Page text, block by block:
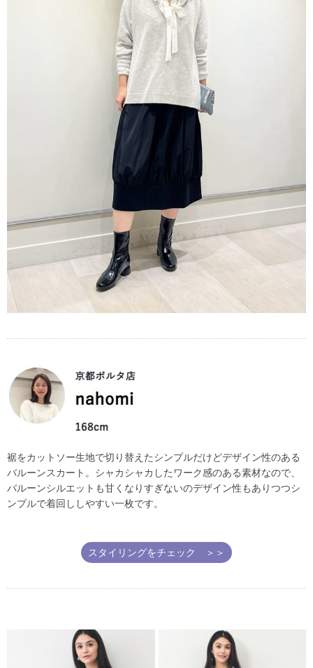
裾をカットソー生地で切り替えたシンプルだけどデザイン性のある
バルーンスカート。シャカシャカしたワーク感のある素材なので、
バルーンシルエットも甘くなりすぎないのデザイン性もありつつシ
ンプルで着回ししやすい一枚です。
スタイリングをチェック ＞＞